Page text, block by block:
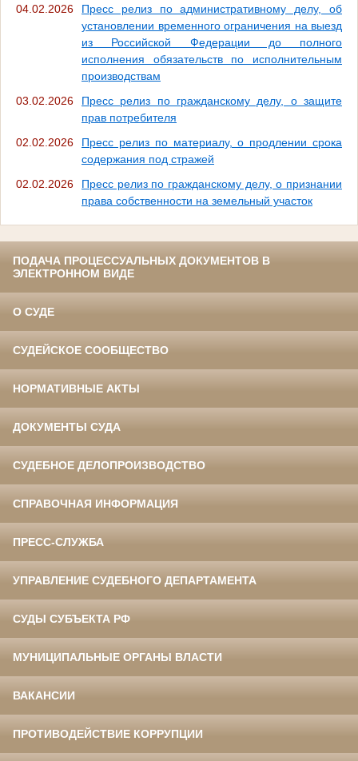
04.02.2026
Пресс релиз по административному делу, об
установлении временного ограничения на выезд
из Российской Федерации до полного
исполнения обязательств по исполнительным
производствам
03.02.2026
Пресс релиз по гражданскому делу, о защите
прав потребителя
02.02.2026
Пресс релиз по материалу, о продлении срока
содержания под стражей
02.02.2026
Пресс релиз по гражданскому делу, о признании
права собственности на земельный участок
ПОДАЧА ПРОЦЕССУАЛЬНЫХ ДОКУМЕНТОВ В
ЭЛЕКТРОННОМ ВИДЕ
О СУДЕ
СУДЕЙСКОЕ СООБЩЕСТВО
НОРМАТИВНЫЕ АКТЫ
ДОКУМЕНТЫ СУДА
СУДЕБНОЕ ДЕЛОПРОИЗВОДСТВО
СПРАВОЧНАЯ ИНФОРМАЦИЯ
ПРЕСС-СЛУЖБА
УПРАВЛЕНИЕ СУДЕБНОГО ДЕПАРТАМЕНТА
СУДЫ СУБЪЕКТА РФ
МУНИЦИПАЛЬНЫЕ ОРГАНЫ ВЛАСТИ
ВАКАНСИИ
ПРОТИВОДЕЙСТВИЕ КОРРУПЦИИ